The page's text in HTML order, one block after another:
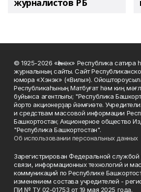
журналистов РБ
© 1925-2026 «Һәнәк» Республика
журналының сайты. Сайт
юмора «Хэнэк» («Вилы»).
Республикаһының Матбуғат һәм киң
буйынса агентлығы; "Республика
йорто акционерҙар йәмғиәте.
и средствам массовой информации
Башкортостан; Акционерное общество
"Республика Башкортостан".
Об использовании персональных данных
Зарегистрирован Федеральной
связи, информационных технологий и
коммуникаций по Республике
изменением состава учредителей -
ПИ № ТУ 02-01753 от 19 мая 2025 года.